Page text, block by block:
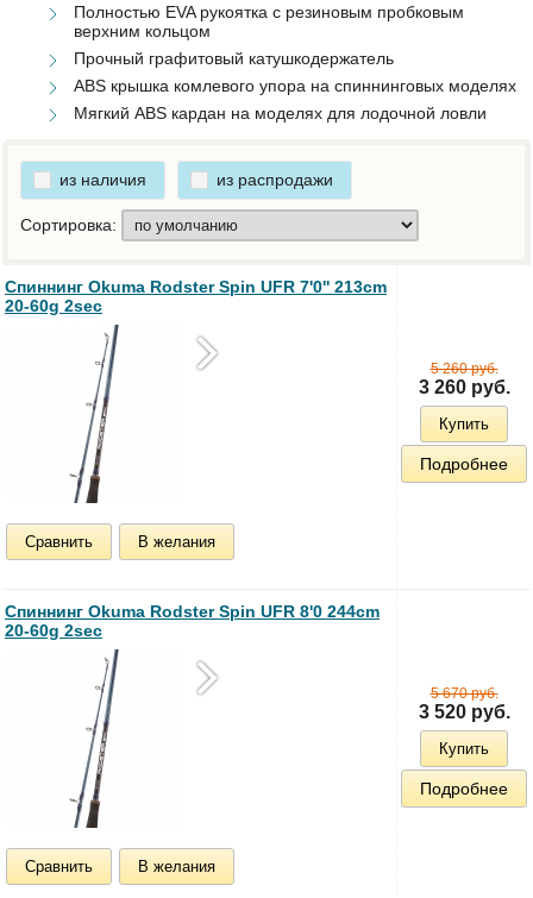
Полностью EVA рукоятка с резиновым пробковым
верхним кольцом
Прочный графитовый катушкодержатель
ABS крышка комлевого упора на спиннинговых моделях
Мягкий ABS кардан на моделях для лодочной ловли
из наличия из распродажи
Сортировка:
Спиннинг Okuma Rodster Spin UFR 7'0'' 213cm
20-60g 2sec
Сравнить В желания
5 260 руб.
3 260 руб.
Купить
Подробнее
Спиннинг Okuma Rodster Spin UFR 8'0 244cm
20-60g 2sec
Сравнить В желания
5 670 руб.
3 520 руб.
Купить
Подробнее